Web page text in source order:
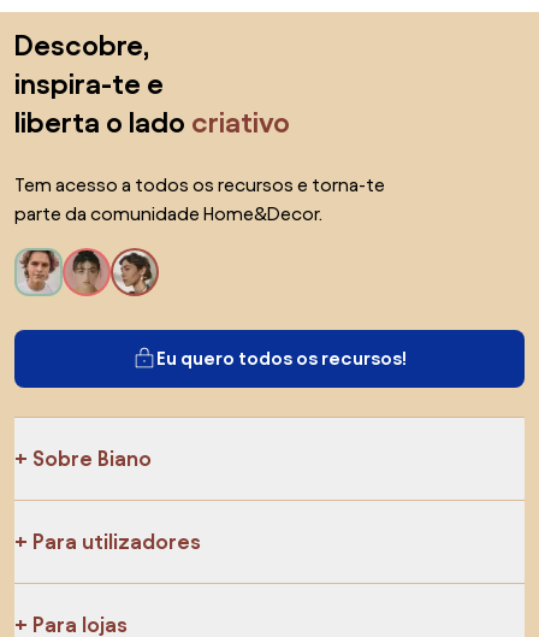
Descobre,
inspira-te e
liberta o lado criativo
Tem acesso a todos os recursos e torna-te
parte da comunidade Home&Decor.
Eu quero todos os recursos!
Sobre Biano
Para utilizadores
Para lojas